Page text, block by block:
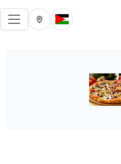
تغيير الدولة الحالية
تغيير المدينة